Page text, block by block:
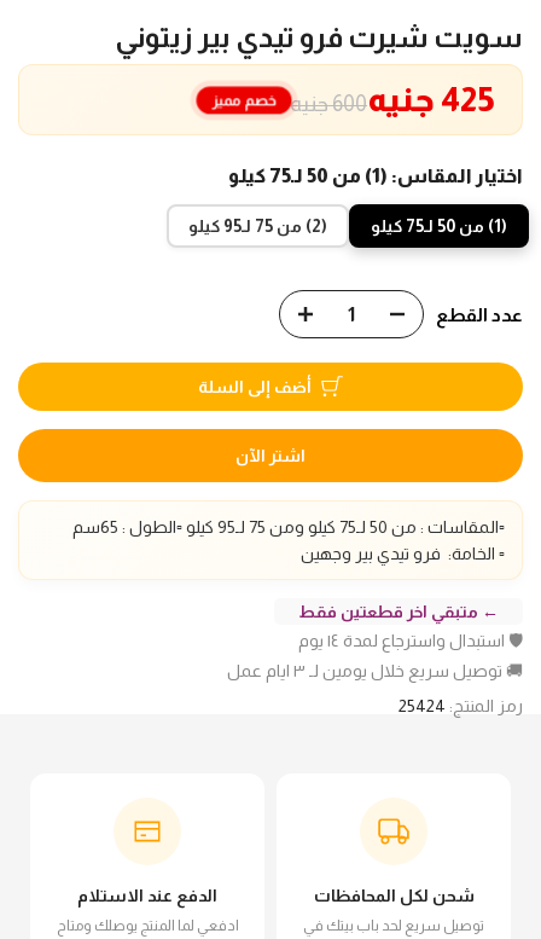
سويت شيرت فرو تيدي بير زيتوني
600 جنيه 425 جنيه خصم مميز
اختيار المقاس: (1) من 50 لـ75 كيلو
(1) من 50 لـ75 كيلو (2) من 75 لـ95 كيلو
عدد القطع
أضف إلى السلة
اشتر الآن
▫️المقاسات : من 50 لـ75 كيلو ومن 75 لـ95 كيلو ▫️الطول : 65سم
▫️ الخامة: فرو تيدي بير وجهين
← متبقي اخر قطعتين فقط
🛡️ استبدال واسترجاع لمدة ١٤ يوم
🚚 توصيل سريع خلال يومين لـ ٣ ايام عمل
رمز المنتج: 25424
شحن لكل المحافظات
توصيل سريع لحد باب بيتك في
الدفع عند الاستلام
ادفعي لما المنتج يوصلك ومتاح